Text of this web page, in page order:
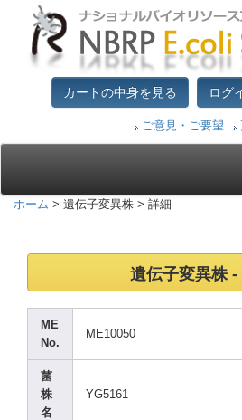
カートの中身を見る ログ
ご意見・ご要望
ホーム > 遺伝子変異株 > 詳細
遺伝子変異株 -
ME
No.
ME10050
菌
株
名
YG5161